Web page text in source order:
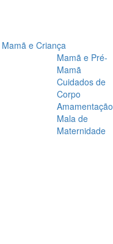
Mamã e Criança
Mamã e Pré-
Mamã
Cuidados de
Corpo
Amamentação
Mala de
Maternidade